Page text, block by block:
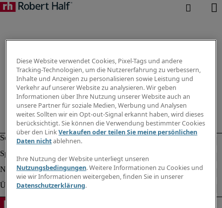
Diese Website verwendet Cookies, Pixel-Tags und andere
Tracking-Technologien, um die Nutzererfahrung zu verbessern,
Inhalte und Anzeigen zu personalisieren sowie Leistung und
Verkehr auf unserer Website zu analysieren. Wir geben
Informationen über Ihre Nutzung unserer Website auch an
unsere Partner für soziale Medien, Werbung und Analysen
weiter. Sollten wir ein Opt-out-Signal erkannt haben, wird dieses
berücksichtigt. Sie können die Verwendung bestimmter Cookies
über den LinkVerkaufen oder teilen Sie meine persönlichen
Daten nichtablehnen.
Ihre Nutzung der Website unterliegt unseren
Nutzungsbedingungen. Weitere Informationen zu Cookies und
wie wir Informationen weitergeben, finden Sie in unserer
Datenschutzerklärung.